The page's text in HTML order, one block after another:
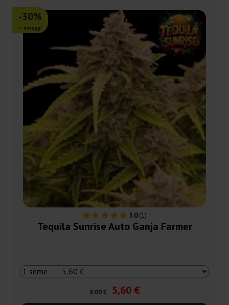
5.0(1)
-30%
+ omaggi
Tequila Sunrise Auto Ganja Farmer
8,00 € 5,60 €